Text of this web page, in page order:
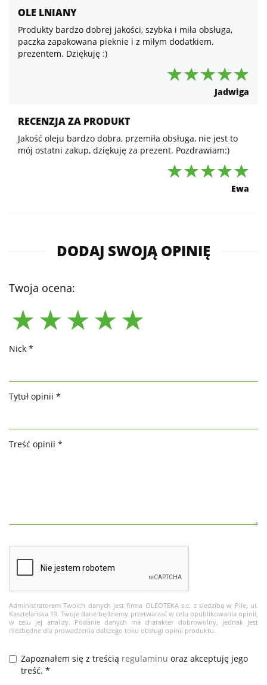
OLE LNIANY
Produkty bardzo dobrej jakości, szybka i miła obsługa,
paczka zapakowana pieknie i z miłym dodatkiem.
prezentem. Dziękuję :)
Jadwiga
RECENZJA ZA PRODUKT
Jakość oleju bardzo dobra, przemiła obsługa, nie jest to
mój ostatni zakup, dziękuję za prezent. Pozdrawiam:)
Ewa
DODAJ SWOJĄ OPINIĘ
Twoja ocena:
Nick *
Tytuł opinii *
Treść opinii *
Administratorem Twoich danych jest firma OLEOTEKA s.c. z siedzibą w Pile, ul.
Kasztelańska 19. Twoje dane będziemy przetwarzać w celu opublikowania opinii,
w celu jej analizy. Podanie danych ma charakter dobrowolny, jednak jest
niezbędne dla prowadzenia dalszego toku obsługi opinii produktu.
Zapoznałem się z treścią regulaminu oraz akceptuję jego
treść. *